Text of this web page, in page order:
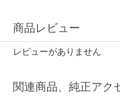
商品レビュー
レビューがありません
関連商品、純正アク